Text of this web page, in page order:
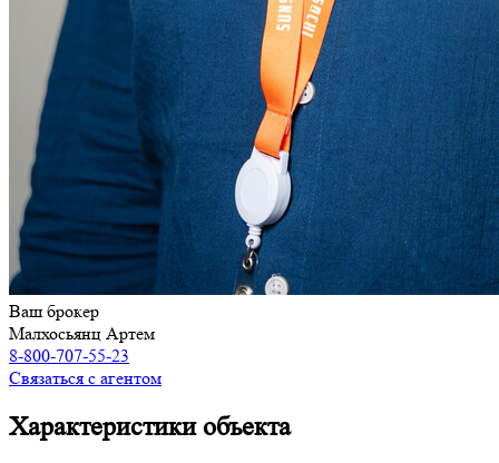
Ваш брокер
Малхосьянц Артем
8-800-707-55-23
Связаться с агентом
Характеристики объекта